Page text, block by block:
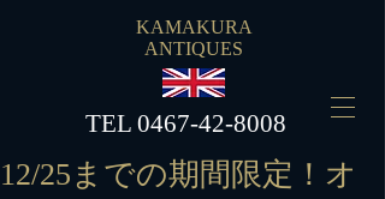
KAMAKURA
ANTIQUES
​TEL 0467-42-8008
12/25までの期間限定！オ